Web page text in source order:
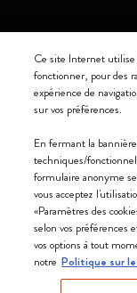
Moleskine ® est une
Moleskine srl a socio
Italia - P. IVA /
Soc. €2.181.513,42
Ce site Internet utilise
fonctionner, pour des
expérience de
sur vos préférences.
En fermant la
techniques/
formulaire anonyme
vous acceptez
«Paramètres des
selon vos préférences
vos options à tout
notre Politique sur